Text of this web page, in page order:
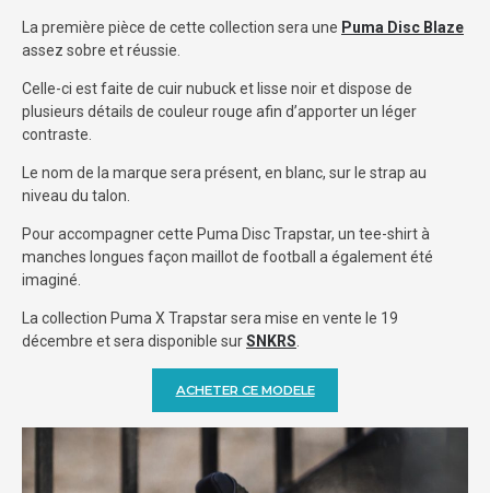
La première pièce de cette collection sera une Puma Disc Blaze
assez sobre et réussie.
Celle-ci est faite de cuir nubuck et lisse noir et dispose de
plusieurs détails de couleur rouge afin d’apporter un léger
contraste.
Le nom de la marque sera présent, en blanc, sur le strap au
niveau du talon.
Pour accompagner cette Puma Disc Trapstar, un tee-shirt à
manches longues façon maillot de football a également été
imaginé.
La collection Puma X Trapstar sera mise en vente le 19
décembre et sera disponible surSNKRS
ACHETER CE MODELE